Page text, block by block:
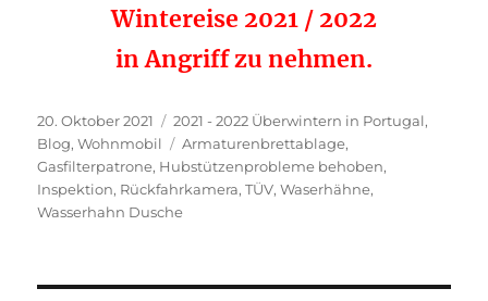
Wintereise 2021 / 2022
in Angriff zu nehmen.
Veröffentlicht
am
20. Oktober 2021 Kategorien
2021 - 2022 Überwintern in Portugal,
Blog,Wohnmobil Schlagwörter
Armaturenbrettablage,
Gasfilterpatrone, Hubstützenprobleme behoben,
Inspektion, Rückfahrkamera,TÜV,Waserhähne,
Wasserhahn Dusche